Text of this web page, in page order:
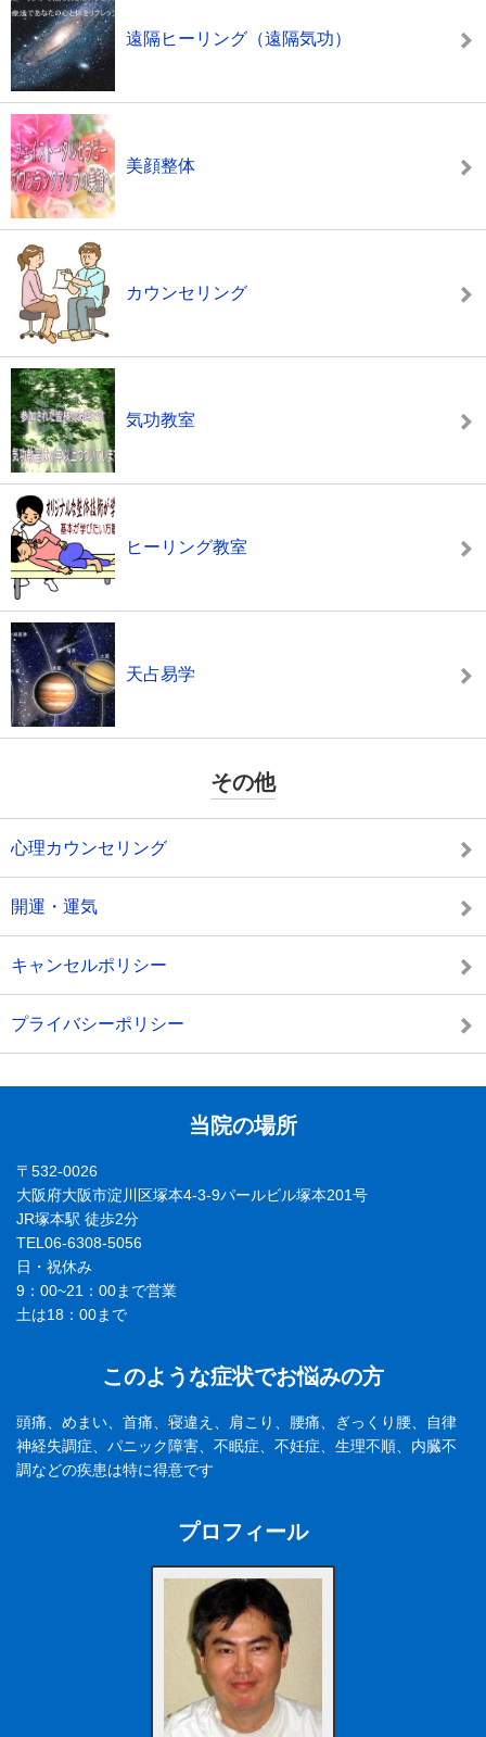
遠隔ヒーリング（遠隔気功）
美顔整体
カウンセリング
気功教室
ヒーリング教室
天占易学
その他
心理カウンセリング
開運・運気
キャンセルポリシー
プライバシーポリシー
当院の場所
〒532-0026
大阪府大阪市淀川区塚本4-3-9パールビル塚本201号
JR塚本駅 徒歩2分
TEL06-6308-5056
日・祝休み
9：00~21：00まで営業
土は18：00まで
このような症状でお悩みの方
頭痛、めまい、首痛、寝違え、肩こり、腰痛、ぎっくり腰、自律
神経失調症、パニック障害、不眠症、不妊症、生理不順、内臓不
調などの疾患は特に得意です
プロフィール